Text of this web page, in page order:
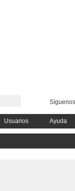
Usuarios Ayuda